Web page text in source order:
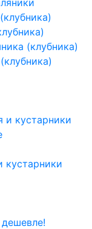
(клубника)
и кустарники
кустарники